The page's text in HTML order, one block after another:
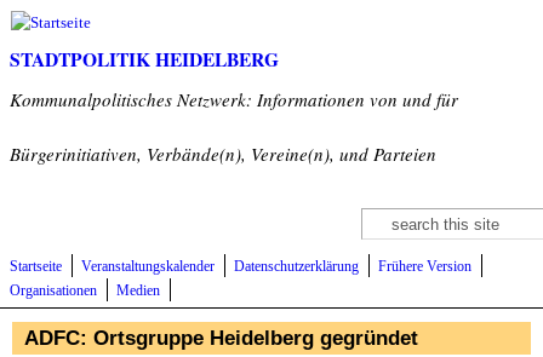
Direkt zum Inhalt
STADTPOLITIK HEIDELBERG
Kommunalpolitisches Netzwerk: Informationen von und für
Bürgerinitiativen, Verbände(n), Vereine(n), und Parteien
Suchformular
Suche
Startseite Veranstaltungskalender Datenschutzerklärung
Frühere Version
Organisationen
Medien
ADFC: Ortsgruppe Heidelberg gegründet